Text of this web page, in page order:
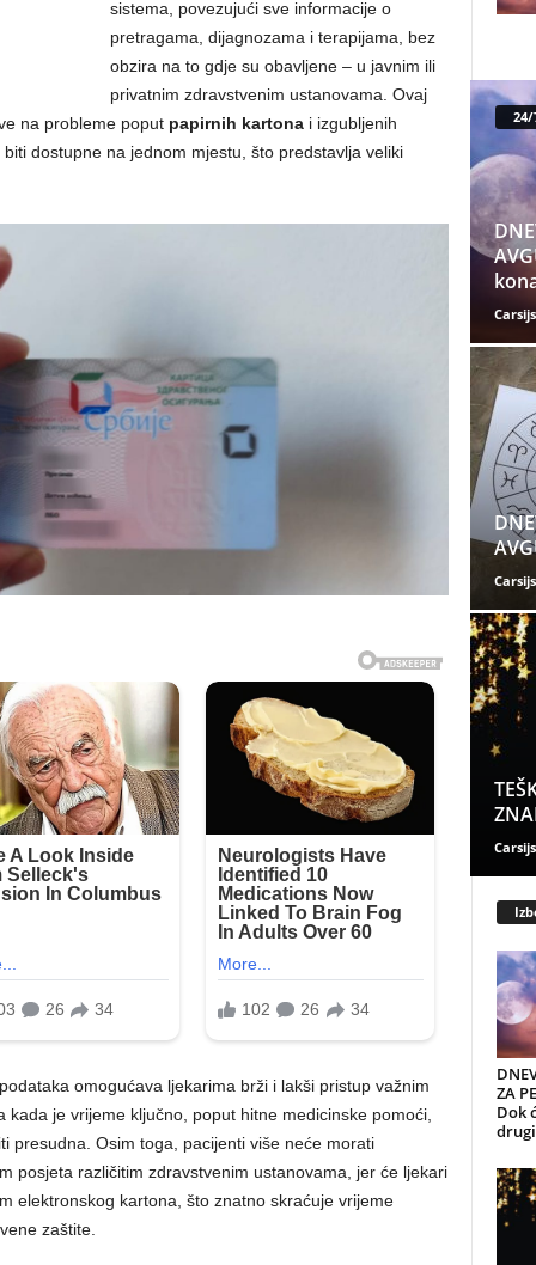
sistema, povezujući sve informacije o
pretragama, dijagnozama i terapijama, bez
obzira na to gdje su obavljene – u javnim ili
privatnim zdravstvenim ustanovama. Ovaj
na probleme poput papirnih kartonai izgubljenih
dostupne na jednom mjestu, što predstavlja veliki
omogućava ljekarima brži i lakši pristup važnim
je vrijeme ključno, poput hitne medicinske pomoći,
presudna. Osim toga, pacijenti više neće morati
posjeta različitim zdravstvenim ustanovama, jer će ljekari
elektronskog kartona, što znatno skraćuje vrijeme
zaštite.
24/
ZA
Dok